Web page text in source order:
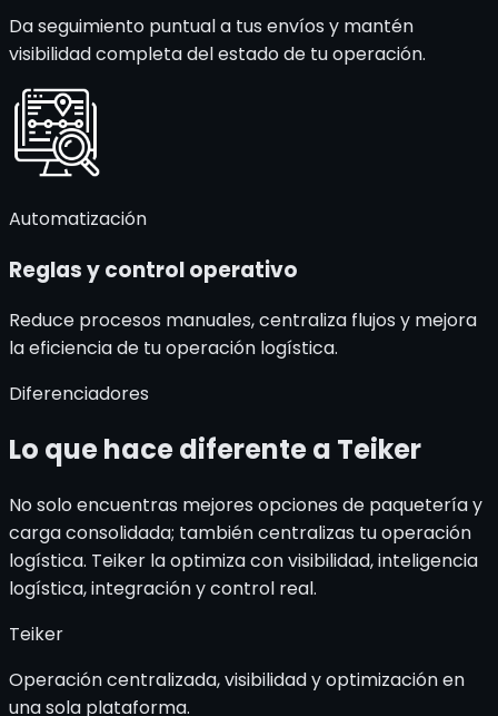
Da seguimiento puntual a tus envíos y mantén
visibilidad completa del estado de tu operación.
Automatización
Reglas y controloperativo
Reduce procesos manuales, centraliza flujos y mejora
la eficiencia de tu operación logística.
Diferenciadores
Lo que hace diferente a Teiker
No solo encuentras mejores opciones de paquetería y
carga consolidada; también centralizas tu operación
logística. Teiker la optimiza con visibilidad, inteligencia
logística, integración y control real.
Teiker
Operación centralizada, visibilidad y optimización en
una sola plataforma.